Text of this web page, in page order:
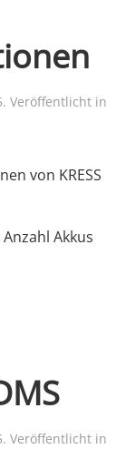
. Veröffentlicht in
von KRESS
Akkus
. Veröffentlicht in